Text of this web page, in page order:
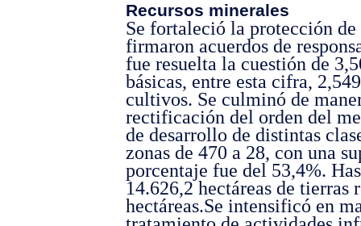
Recursos minerales
Se fortaleció la protección
firmaron acuerdos de
fue resuelta la cuestión de
básicas, entre esta cifra,
cultivos. Se culminó de
rectificación del orden del
de desarrollo de distintas
zonas de 470 a 28, con una
porcentaje fue del 53,4%.
14.626,2 hectáreas de
hectáreas.Se intensificó en